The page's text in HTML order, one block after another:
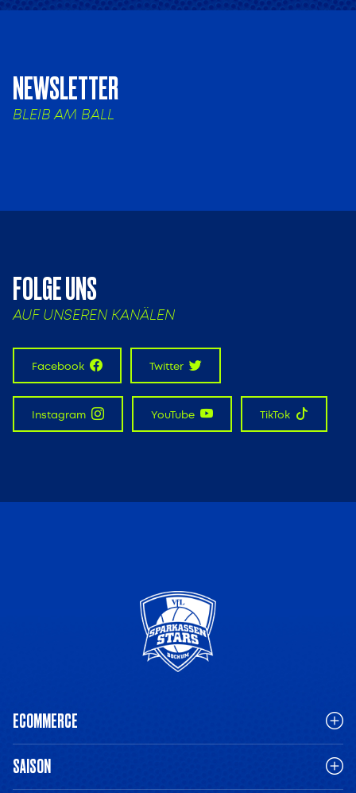
NEWSLETTER
BLEIB AM BALL
FOLGE UNS
AUF UNSEREN KANÄLEN
Facebook Twitter
Instagram YouTube TikTok
ECOMMERCE
SAISON